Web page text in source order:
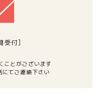
受付]
ことがございます
にてご連絡下さい